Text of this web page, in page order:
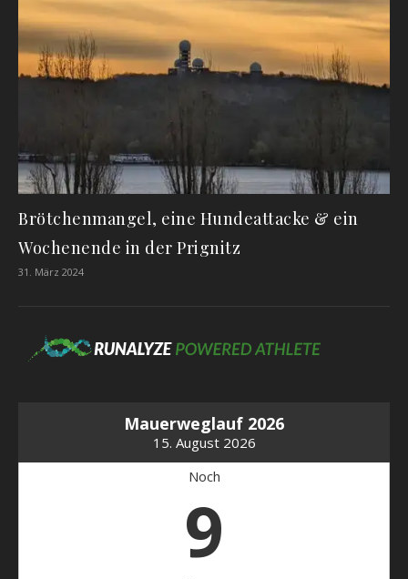
Brötchenmangel, eine Hundeattacke & ein
Wochenende in der Prignitz
31. März 2024
Mauerweglauf 2026
15. August 2026
Noch
9